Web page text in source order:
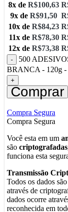
8x de R$100,63
9x de R$91,50
10x de R$84,23
11x de R$78,30
12x de R$73,38
500
BRANCA - 120g -
Comprar
Compra Segura
Compra Segura
Você esta em um
são criptografadas
funciona esta
Transmissão
Todos os dados
através de
dados ocorre
reconhecida em